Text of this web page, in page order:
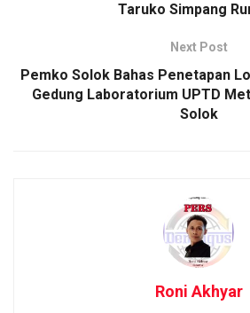
Taruko Simpang
Next Post
Pemko Solok Bahas Penetapan
Gedung Laboratorium UPTD
Solok
Roni Akhyar